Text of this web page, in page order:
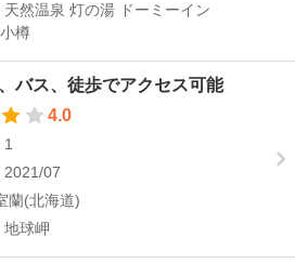
天然温泉 灯の湯 ドーミーイン
樽
バス、徒歩でアクセス可能
4.0
2021/07
蘭(北海道)
地球岬